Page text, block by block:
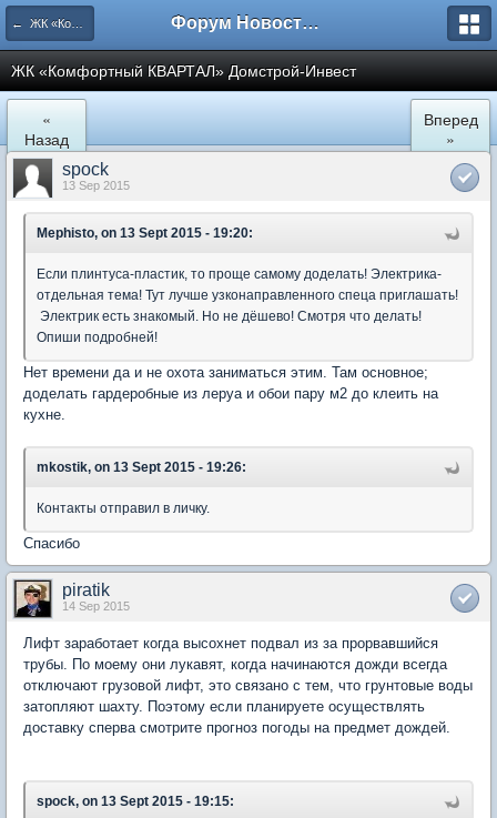
← ЖК «Комфортный КВАРТАЛ» Форум Новостройки
ЖК «Комфортный КВАРТАЛ» Домстрой-Инвест
«
Назад
Вперед
»
spock
13 Sep 2015
Mephisto, on 13 Sept 2015 - 19:20:
Если плинтуса-пластик, то проще самому доделать! Электрика-
отдельная тема! Тут лучше узконаправленного спеца приглашать!
Электрик есть знакомый. Но не дёшево! Смотря что делать!
Опиши подробней!
Нет времени да и не охота заниматься этим. Там основное;
доделать гардеробные из леруа и обои пару м2 до клеить на
кухне.
mkostik, on 13 Sept 2015 - 19:26:
Контакты отправил в личку.
Спасибо
piratik
14 Sep 2015
Лифт заработает когда высохнет подвал из за прорвавшийся
трубы. По моему они лукавят, когда начинаются дожди всегда
отключают грузовой лифт, это связано с тем, что грунтовые воды
затопляют шахту. Поэтому если планируете осуществлять
доставку сперва смотрите прогноз погоды на предмет дождей.
spock, on 13 Sept 2015 - 19:15: